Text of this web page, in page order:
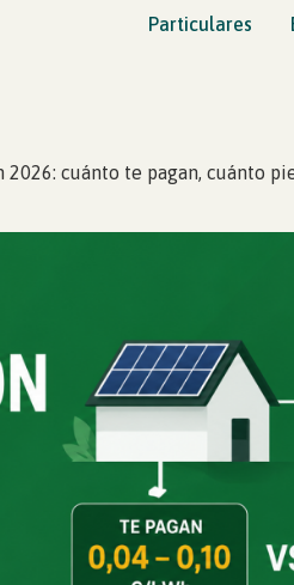
Particulares
cuánto te pagan, cuánto